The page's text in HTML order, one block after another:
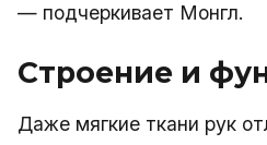
— подчеркивает Монгл.
Строение и
Даже мягкие ткани рук